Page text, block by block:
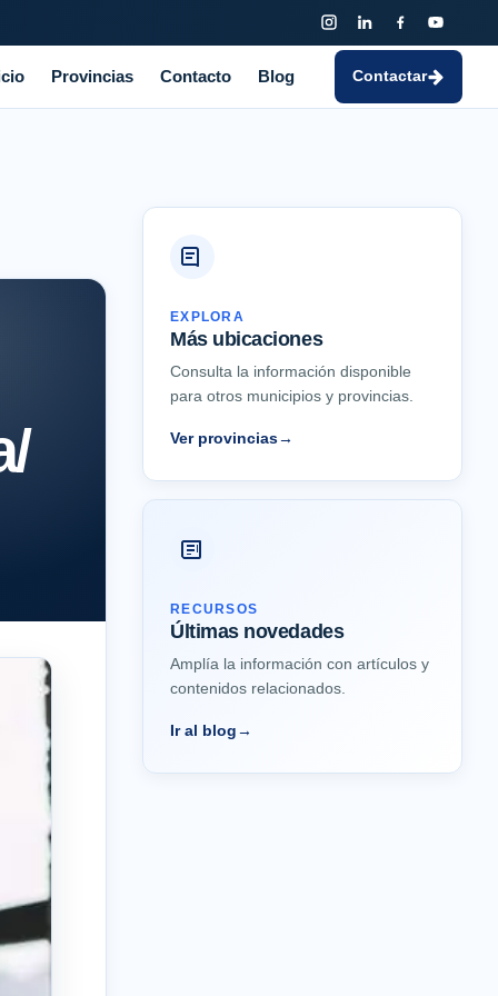
Provincias Contacto Blog Contactar
EXPLORA
Más ubicaciones
Consulta la información disponible
para otros municipios y provincias.
Ver provincias→
RECURSOS
Últimas novedades
Amplía la información con artículos y
contenidos relacionados.
Ir al blog→